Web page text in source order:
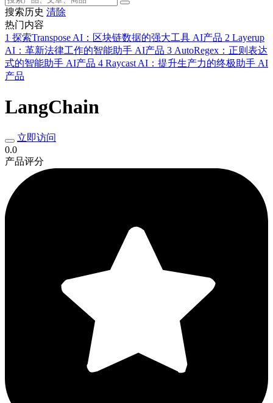
搜索历史 清除
热门内容
1 探索Transpose AI：区块链数据的强大工具 AI产品 2 Layerup
AI：革新法律工作的智能助手 AI产品 3 AutoRegex：正则表达
式的智能助手 AI产品 4 Raycast AI：提升生产力的终极助手 AI
产品
LangChain
立即访问
0.0
产品评分